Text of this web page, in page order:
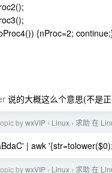
{nProc=2;
说的大概这么个意思(不是
bywxVIP › Linux › 求助 在
| awk
bywxVIP › Linux › 求助 在